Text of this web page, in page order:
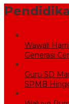
Wawali
Generasi
Guru SD
SPMB